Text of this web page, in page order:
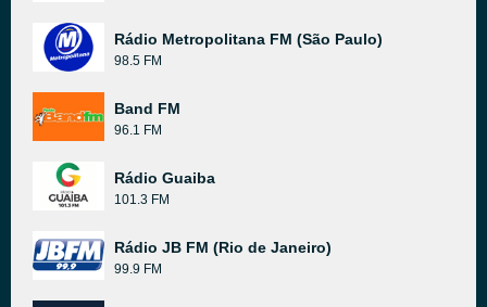
Rádio Metropolitana FM (São Paulo)
98.5 FM
Band FM
96.1 FM
Rádio Guaiba
101.3 FM
Rádio JB FM (Rio de Janeiro)
99.9 FM